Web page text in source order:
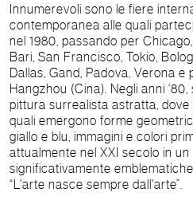
Innumerevoli sono le fiere
contemporanea alle quali
nel 1980, passando per
Bari, San Francisco, Tokio,
Dallas, Gand, Padova, Verona e
Hangzhou (Cina). Negli anni
pittura surrealista astratta,
quali emergono forme
giallo e blu, immagini e colori
attualmente nel XXI secolo in
significativamente
“L'arte nasce sempre dall'arte”.